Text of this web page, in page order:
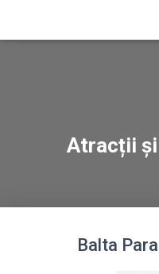
Atracții
Balta